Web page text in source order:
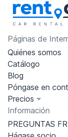
Páginas de
Quiénes somos
Catálogo
Blog
Póngase en
Precios
Información
PREGUNTAS